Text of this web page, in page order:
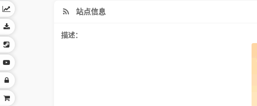
站点信息
描述：